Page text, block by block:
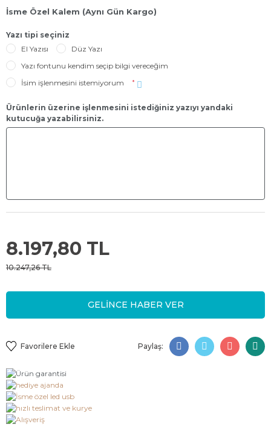
İsme Özel Kalem (Aynı Gün Kargo)
Yazı tipi seçiniz
El Yazısı
Düz Yazı
Yazı fontunu kendim seçip bilgi vereceğim
İsim işlenmesini istemiyorum
*
Ürünlerin üzerine işlenmesini istediğiniz yazıyı yandaki
kutucuğa yazabilirsiniz.
8.197,80 TL
10.247,26 TL
GELİNCE HABER VER
Paylaş: